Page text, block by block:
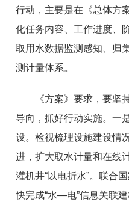
行动，主要是在《总体方
化任务内容、工作进度、
取用水数据监测感知、归
测计量体系。
《方案》要求，要坚
导向，抓好行动实施。一
设。检视梳理设施建设情
进，扩大取水计量和在线
灌机井“以电折水”。联合
快完成“水—电”信息关联